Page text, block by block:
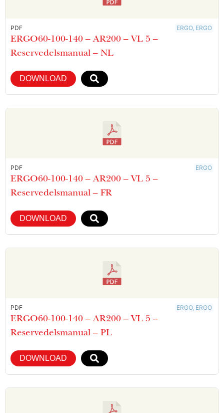
PDF ERGO, ERGO
ERGO60-100-140 – AR200 – VL 5 –
Reservedelsmanual – NL
DOWNLOAD
PDF ERGO
ERGO60-100-140 – AR200 – VL 5 –
Reservedelsmanual – FR
DOWNLOAD
PDF ERGO, ERGO
ERGO60-100-140 – AR200 – VL 5 –
Reservedelsmanual – PL
DOWNLOAD